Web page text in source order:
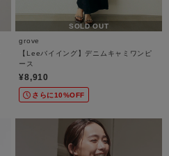
SOLD OUT
grove
【Leeバイイング】デニムキャミワンピ
ース
¥8,910
さらに10%OFF